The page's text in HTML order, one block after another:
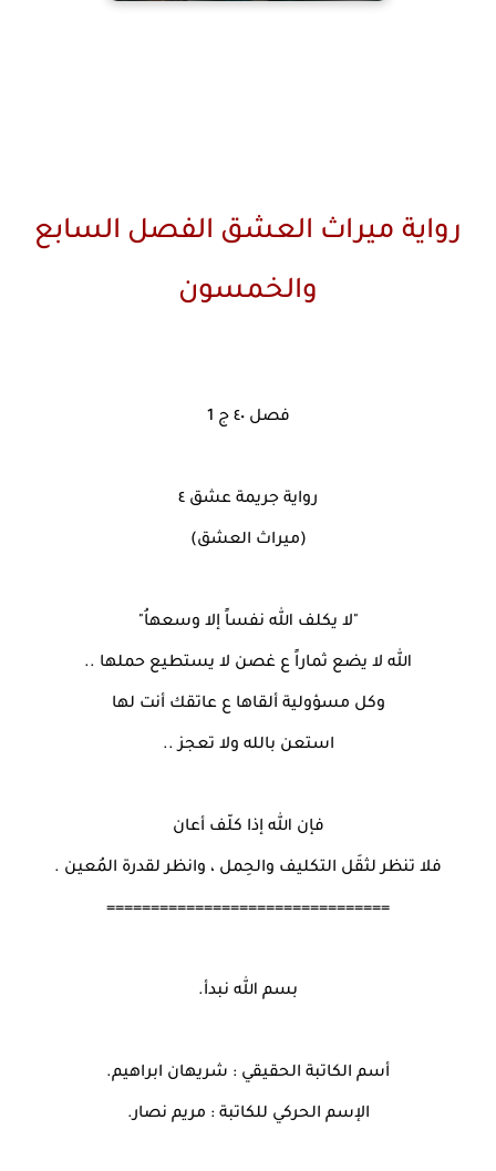
رواية ميراث العشق الفصل السابع
والخمسون
فصل ٤٠ ج 1
رواية جريمة عشق ٤
(ميراث العشق)
"لا يكلف الله نفساً إلا وسعهاُ"
الله لا يضع ثماراً ع غصن لا يستطيع حملها ..
وكل مسؤولية ألقاها ع عاتقك أنت لها
استعن بالله ولا تعجز ..
فإن الله إذا كلّف أعان
فلا تنظر لثقَل التكليف والحِمل ، وانظر لقدرة المُعين .
================================
بسم الله نبدأ.
أسم الكاتبة الحقيقي : شريهان ابراهيم.
الإسم الحركي للكاتبة : مريم نصار.